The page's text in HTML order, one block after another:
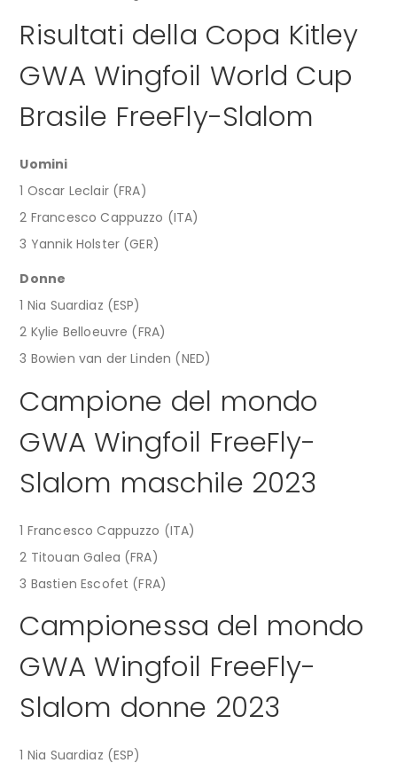
Risultati della Copa Kitley
GWA Wingfoil World Cup
Brasile FreeFly-Slalom
Uomini
1 Oscar Leclair (FRA)
2 Francesco Cappuzzo (ITA)
3 Yannik Holster (GER)
Donne
1 Nia Suardiaz (ESP)
2 Kylie Belloeuvre (FRA)
3 Bowien van der Linden (NED)
Campione del mondo
GWA Wingfoil FreeFly-
Slalom maschile 2023
1 Francesco Cappuzzo (ITA)
2 Titouan Galea (FRA)
3 Bastien Escofet (FRA)
Campionessa del mondo
GWA Wingfoil FreeFly-
Slalom donne 2023
1 Nia Suardiaz (ESP)